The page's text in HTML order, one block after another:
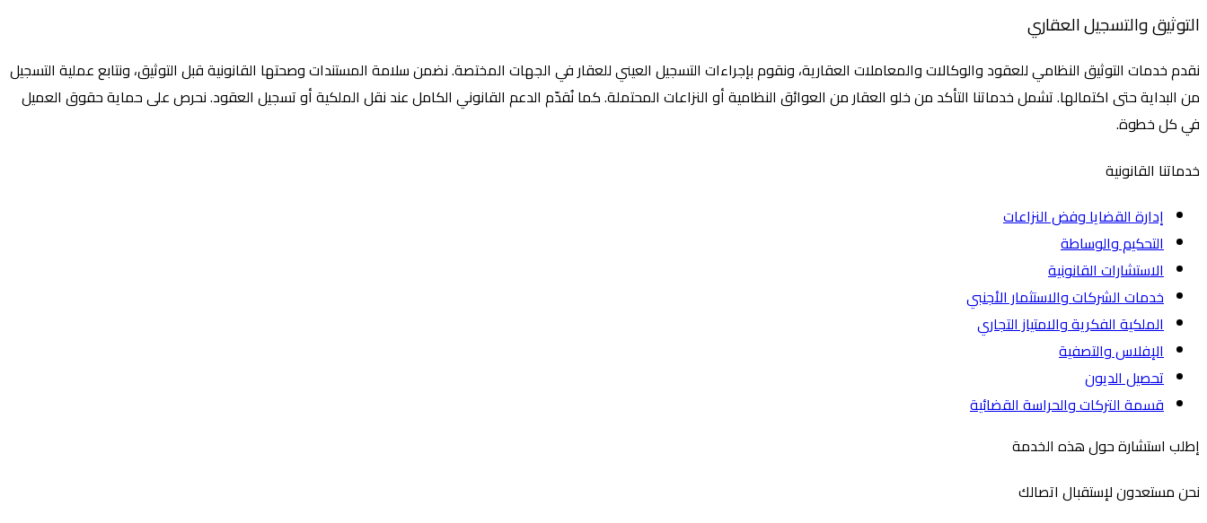
التوثيق والتسجيل العقاري
نقدم خدمات التوثيق النظامي للعقود والوكالات والمعاملات العقارية، ونقوم بإجراءات التسجيل العيني للعقار في الجهات المختصة. نضمن سلامة المستندات وصحتها القانونية قبل التوثيق، ونتابع عملية التسجيل
من البداية حتى اكتمالها. تشمل خدماتنا التأكد من خلو العقار من العوائق النظامية أو النزاعات المحتملة. كما نُقدّم الدعم القانوني الكامل عند نقل الملكية أو تسجيل العقود. نحرص على حماية حقوق العميل
في كل خطوة.
خدماتنا القانونية
إدارة القضايا وفض النزاعات
التحكيم والوساطة
الاستشارات القانونية
خدمات الشركات والاستثمار الأجنبي
الملكية الفكرية والامتياز التجاري
الإفلاس والتصفية
تحصيل الديون
قسمة التركات والحراسة القضائية
إطلب استشارة حول هذه الخدمة
نحن مستعدون لإستقبال اتصالك